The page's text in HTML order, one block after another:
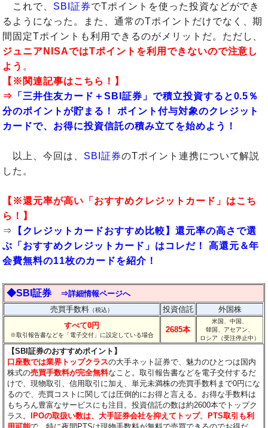
これで、 SBI証券でTポイントを使った投資などができ
るようになった。また、通常のTポイントだけでなく、期
間固定Tポイントも利用できるのがメリットだ。ただし、
ジュニアNISAではTポイントを利用できないので注意し
よう 。
【※関連記事はこちら！】
⇒ 「三井住友カード＋SBI証券」で積立投資すると0.5％
分のポイントが貯まる！ ポイント付与対象のクレジット
カードで、お得に投資信託の積み立てを始めよう！
以上、今回は、 SBI証券のTポイント連携について解説
した。
【※還元率が高い「おすすめクレジットカード」はこち
ら！】
⇒
【クレジットカードおすすめ比較】還元率の高さで選
ぶ「おすすめクレジットカード」はコレだ！ 高還元＆年
会費無料の11枚のカードを紹介！
◆SBI証券
⇒詳細情報ページへ
売買手数料 （税込） 投資信託
外国株
すべて0円
※取引報告書などを「電子交付」に設定している場合
2685本
米国、中国、
韓国、アセアン、
ロシア（受注停止中）
【SBI証券のおすすめポイント】
口座数では業界トップクラスの大手ネット証券で、魅力のひとつは国内
株式の売買手数料が完全無料なこと。取引報告書などを電子交付するだ
けで、現物取引、信用取引に加え、単元未満株の売買手数料まで0円にな
るので、売買コストに関しては圧倒的にお得と言える。お得な手数料は
もちろん豊富なサービスにも注目。投資信託の数は約2600本でトップク
ラス。
IPOの取扱い数は、大手証券会社を抑えてトップ。
PTS取引も利